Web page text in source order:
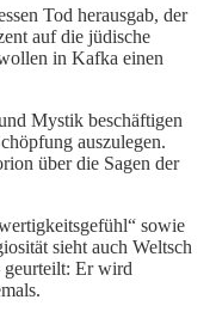
Tod herausgab, der
auf die jüdische
in Kafka einen
Mystik beschäftigen
auszulegen.
über die Sagen der
sowie
sieht auch Weltsch
geurteilt: Er wird